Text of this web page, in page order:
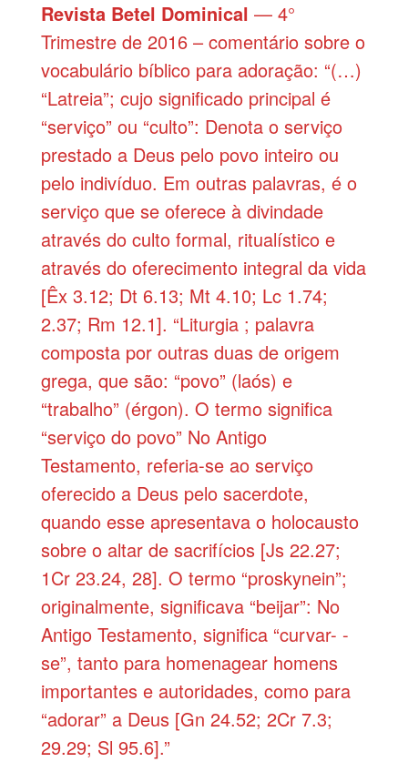
Revista Betel Dominical — 4°
Trimestre de 2016 – comentário sobre o
vocabulário bíblico para adoração: “(…)
“Latreia”; cujo significado principal é
“serviço” ou “culto”: Denota o serviço
prestado a Deus pelo povo inteiro ou
pelo indivíduo. Em outras palavras, é o
serviço que se oferece à divindade
através do culto formal, ritualístico e
através do oferecimento integral da vida
[Êx 3.12; Dt 6.13; Mt 4.10; Lc 1.74;
2.37; Rm 12.1]. “Liturgia ; palavra
composta por outras duas de origem
grega, que são: “povo” (laós) e
“trabalho” (érgon). O termo significa
“serviço do povo” No Antigo
Testamento, referia-se ao serviço
oferecido a Deus pelo sacerdote,
quando esse apresentava o holocausto
sobre o altar de sacrifícios [Js 22.27;
1Cr 23.24, 28]. O termo “proskynein”;
originalmente, significava “beijar”: No
Antigo Testamento, significa “curvar- -
se”, tanto para homenagear homens
importantes e autoridades, como para
“adorar” a Deus [Gn 24.52; 2Cr 7.3;
29.29; Sl 95.6].”